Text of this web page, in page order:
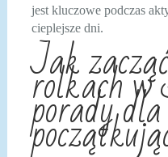
jest kluczowe podczas
cieplejsze dni.
Jak
rolkach w
porady dla